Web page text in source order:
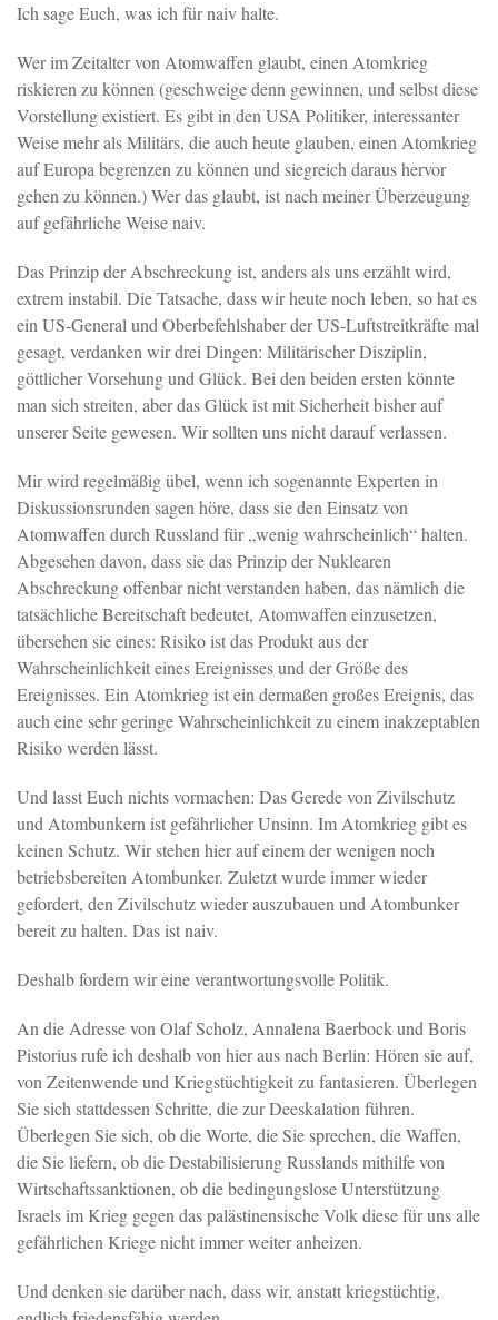
Ich sage Euch, was ich für naiv halte.
Wer im Zeitalter von Atomwaffen glaubt, einen Atomkrieg
riskieren zu können (geschweige denn gewinnen, und selbst diese
Vorstellung existiert. Es gibt in den USA Politiker, interessanter
Weise mehr als Militärs, die auch heute glauben, einen Atomkrieg
auf Europa begrenzen zu können und siegreich daraus hervor
gehen zu können.) Wer das glaubt, ist nach meiner Überzeugung
auf gefährliche Weise naiv.
Das Prinzip der Abschreckung ist, anders als uns erzählt wird,
extrem instabil. Die Tatsache, dass wir heute noch leben, so hat es
ein US-General und Oberbefehlshaber der US-Luftstreitkräfte mal
gesagt, verdanken wir drei Dingen: Militärischer Disziplin,
göttlicher Vorsehung und Glück. Bei den beiden ersten könnte
man sich streiten, aber das Glück ist mit Sicherheit bisher auf
unserer Seite gewesen. Wir sollten uns nicht darauf verlassen.
Mir wird regelmäßig übel, wenn ich sogenannte Experten in
Diskussionsrunden sagen höre, dass sie den Einsatz von
Atomwaffen durch Russland für „wenig wahrscheinlich“ halten.
Abgesehen davon, dass sie das Prinzip der Nuklearen
Abschreckung offenbar nicht verstanden haben, das nämlich die
tatsächliche Bereitschaft bedeutet, Atomwaffen einzusetzen,
übersehen sie eines: Risiko ist das Produkt aus der
Wahrscheinlichkeit eines Ereignisses und der Größe des
Ereignisses. Ein Atomkrieg ist ein dermaßen großes Ereignis, das
auch eine sehr geringe Wahrscheinlichkeit zu einem inakzeptablen
Risiko werden lässt.
Und lasst Euch nichts vormachen: Das Gerede von Zivilschutz
und Atombunkern ist gefährlicher Unsinn. Im Atomkrieg gibt es
keinen Schutz. Wir stehen hier auf einem der wenigen noch
betriebsbereiten Atombunker. Zuletzt wurde immer wieder
gefordert, den Zivilschutz wieder auszubauen und Atombunker
bereit zu halten. Das ist naiv.
Deshalb fordern wir eine verantwortungsvolle Politik.
An die Adresse von Olaf Scholz, Annalena Baerbock und Boris
Pistorius rufe ich deshalb von hier aus nach Berlin: Hören sie auf,
von Zeitenwende und Kriegstüchtigkeit zu fantasieren. Überlegen
Sie sich stattdessen Schritte, die zur Deeskalation führen.
Überlegen Sie sich, ob die Worte, die Sie sprechen, die Waffen,
die Sie liefern, ob die Destabilisierung Russlands mithilfe von
Wirtschaftssanktionen, ob die bedingungslose Unterstützung
Israels im Krieg gegen das palästinensische Volk diese für uns alle
gefährlichen Kriege nicht immer weiter anheizen.
Und denken sie darüber nach, dass wir, anstatt kriegstüchtig,